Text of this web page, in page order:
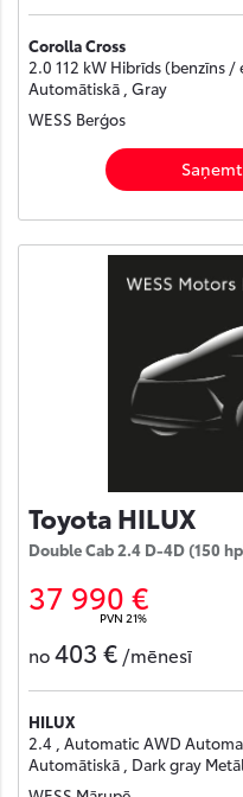
Corolla Cross
2.0 112 kW Hibrīds (benzīns
Automātiskā , Gray
WESS Berģos
Toyota HILUX
Double Cab 2.4 D-4D (150
37 990 €
PVN 21%
no403 € /mēnesī
HILUX
2.4 , Automatic AWD
Automātiskā , Dark gray